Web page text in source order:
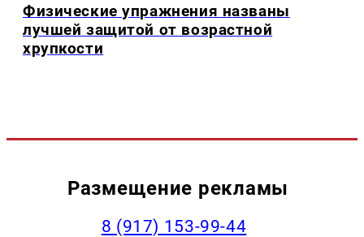
Физические упражнения названы
лучшей защитой от возрастной
хрупкости
Размещение рекламы
‭8 (917) 153-99-44